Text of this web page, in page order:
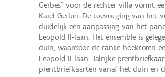
Gerbes" voor de rechter villa vormt
Karel Gerber. De toevoeging van het
duidelijk een aanpassing van het
Leopold II-laan. Het ensemble is
duin, waardoor de ranke hoektoren
Leopold II-laan. Talrijke
prentbriefkaarten vanaf het duin en